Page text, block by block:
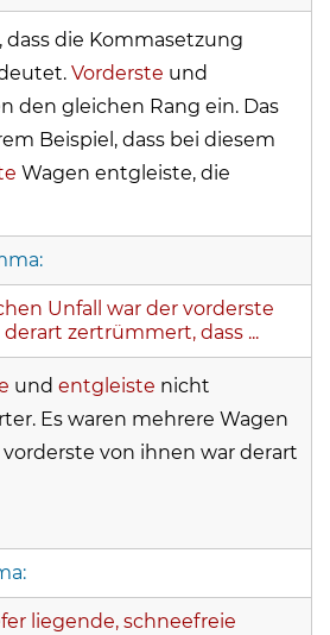
dass die Kommasetzung
Vorderste und
den gleichen Rang ein. Das
Beispiel, dass bei diesem
Wagen entgleiste, die
Unfall war der vorderste
zertrümmert, dass ...
und entgleiste nicht
Es waren mehrere Wagen
von ihnen war derart
liegende, schneefreie